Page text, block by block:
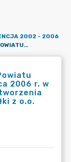
2002 - 2006
UCHWAŁA NR L 289 2006 RADY POWIATU ZGORZELECKIEGO Z DNIA 30 MARCA 2006 R. W SPRAWIE WYRAŻENIA WOLI WSPÓŁTWORZENIA PRZEZ POWIAT ZGORZELECKI SPÓŁKI Z O.O. BOGATYŃSKO-ZGORZELECKI PARK PRZEMYSŁOWO-TECHNOLOGICZNY
2006 r. w
z o.o.